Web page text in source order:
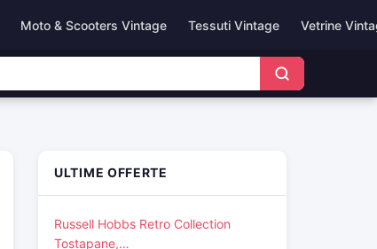
Moto & Scooters Vintage Tessuti Vintage Vetrine
ULTIME OFFERTE
Russell Hobbs Retro Collection
Tostapane,…